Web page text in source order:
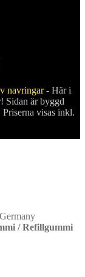
navringar- Här i
Sidan är byggd
visas inkl.
/ Refillgummi